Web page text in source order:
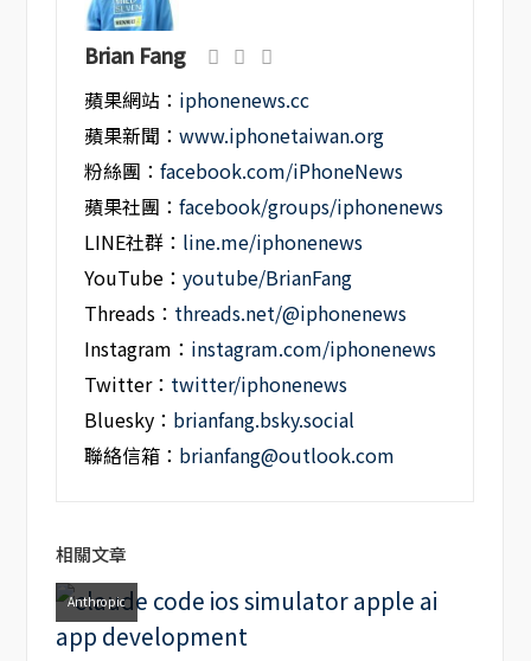
Brian Fang
蘋果網站： iphonenews.cc
蘋果新聞：www.iphonetaiwan.org
粉絲團：facebook.com/iPhoneNews
蘋果社團：facebook/groups/iphonenews
LINE社群： line.me/iphonenews
YouTube：youtube/BrianFang
Threads： threads.net/@iphonenews
Instagram： instagram.com/iphonenews
Twitter： twitter/iphonenews
Bluesky： brianfang.bsky.social
聯絡信箱： brianfang@outlook.com
相關文章
Anthropic